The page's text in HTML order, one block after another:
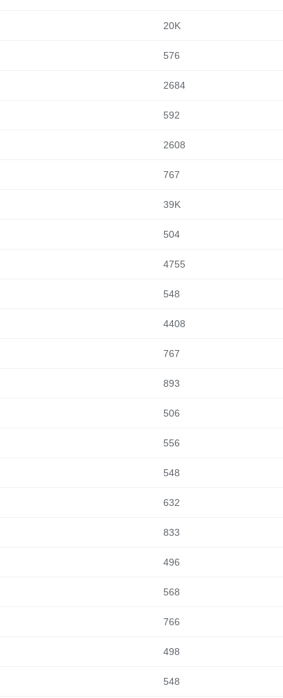
20K
576
2684
592
2608
767
39K
504
4755
548
4408
767
893
506
556
548
632
833
496
568
766
498
548